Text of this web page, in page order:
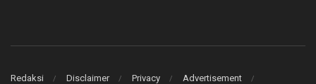
Redaksi Disclaimer Privacy Advertisement